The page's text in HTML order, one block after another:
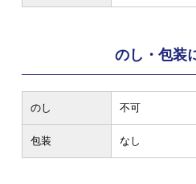
のし・包装
のし 不可
包装 なし